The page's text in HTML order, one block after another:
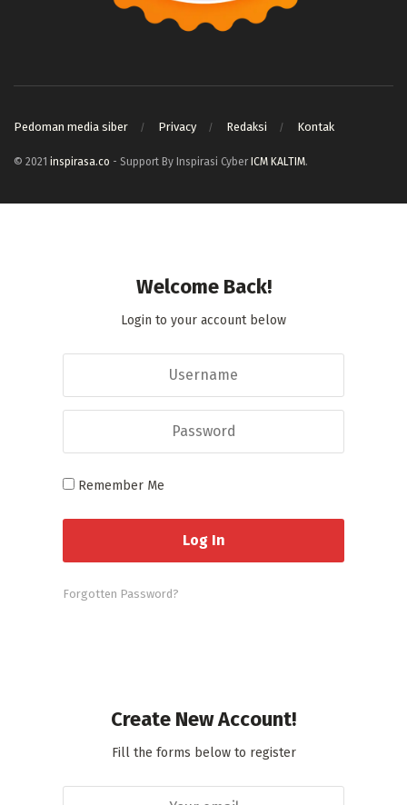
Pedoman media siber Privacy Redaksi Kontak
© 2021 inspirasa.co - Support By Inspirasi Cyber ICM KALTIM.
Welcome Back!
Login to your account below
Remember Me
Forgotten Password?
Create New Account!
Fill the forms below to register